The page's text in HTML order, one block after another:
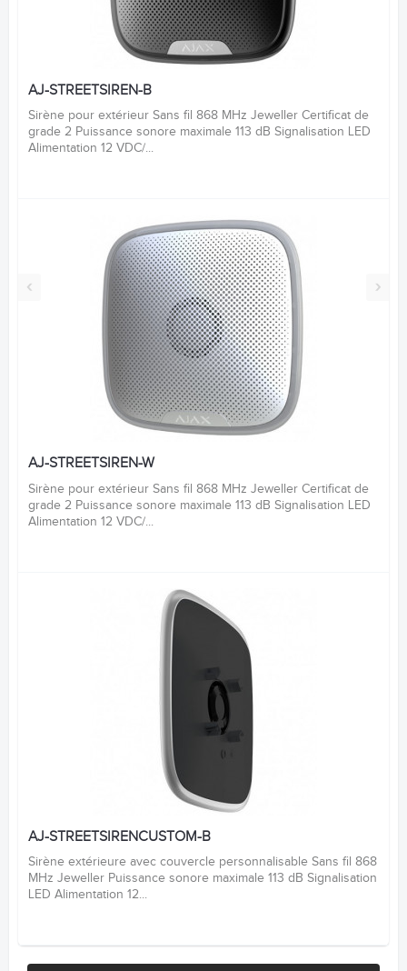
‹ ›
AJ-STREETSIREN-B
Sirène pour extérieur Sans fil 868 MHz Jeweller Certificat de
grade 2 Puissance sonore maximale 113 dB Signalisation LED
Alimentation 12 VDC/...
AJ-STREETSIREN-W
Sirène pour extérieur Sans fil 868 MHz Jeweller Certificat de
grade 2 Puissance sonore maximale 113 dB Signalisation LED
Alimentation 12 VDC/...
AJ-STREETSIRENCUSTOM-B
Sirène extérieure avec couvercle personnalisable Sans fil 868
MHz Jeweller Puissance sonore maximale 113 dB Signalisation
LED Alimentation 12...